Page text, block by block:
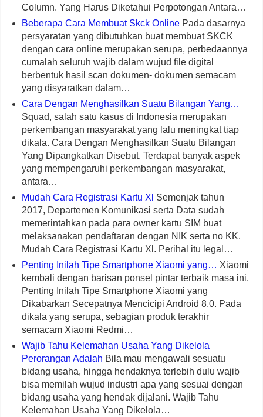
Column. Yang Harus Diketahui Perpotongan Antara…
Beberapa Cara Membuat Skck Online Pada dasarnya
persyaratan yang dibutuhkan buat membuat SKCK
dengan cara online merupakan serupa, perbedaannya
cumalah seluruh wajib dalam wujud file digital
berbentuk hasil scan dokumen- dokumen semacam
yang disyaratkan dalam…
Cara Dengan Menghasilkan Suatu Bilangan Yang…
Squad, salah satu kasus di Indonesia merupakan
perkembangan masyarakat yang lalu meningkat tiap
dikala. Cara Dengan Menghasilkan Suatu Bilangan
Yang Dipangkatkan Disebut. Terdapat banyak aspek
yang mempengaruhi perkembangan masyarakat,
antara…
Mudah Cara Registrasi Kartu Xl Semenjak tahun
2017, Departemen Komunikasi serta Data sudah
memerintahkan pada para owner kartu SIM buat
melaksanakan pendaftaran dengan NIK serta no KK.
Mudah Cara Registrasi Kartu Xl. Perihal itu legal…
Penting Inilah Tipe Smartphone Xiaomi yang… Xiaomi
kembali dengan barisan ponsel pintar terbaik masa ini.
Penting Inilah Tipe Smartphone Xiaomi yang
Dikabarkan Secepatnya Mencicipi Android 8.0. Pada
dikala yang serupa, sebagian produk terakhir
semacam Xiaomi Redmi…
Wajib Tahu Kelemahan Usaha Yang Dikelola
Perorangan Adalah Bila mau mengawali sesuatu
bidang usaha, hingga hendaknya terlebih dulu wajib
bisa memilah wujud industri apa yang sesuai dengan
bidang usaha yang hendak dijalani. Wajib Tahu
Kelemahan Usaha Yang Dikelola…